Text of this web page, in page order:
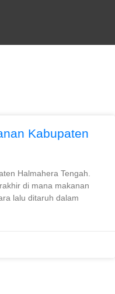
Kabupaten
Halmahera Tengah.
di mana makanan
lalu ditaruh dalam